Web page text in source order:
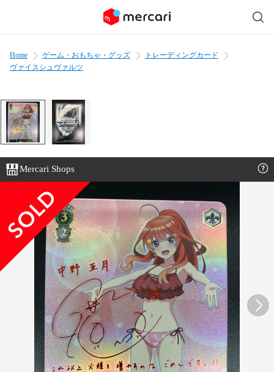
Home ゲーム・おもちゃ・グッズ
トレーディングカード
ヴァイスシュヴァルツ
Mercari Shops